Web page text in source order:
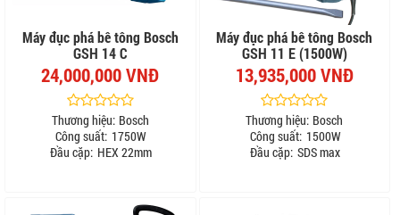
Máy đục phá bê tông Bosch
GSH 14 C
24,000,000 VNĐ
Thương hiệu: Bosch
Công suất: 1750W
Đầu cặp: HEX 22mm
Máy đục phá bê tông Bosch
GSH 11 E (1500W)
13,935,000 VNĐ
Thương hiệu: Bosch
Công suất: 1500W
Đầu cặp: SDS max